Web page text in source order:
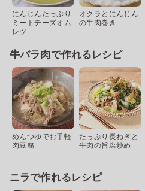
にんじんたっぷり
ミートチーズオム
レツ
オクラとにんじん
の牛肉巻き
牛バラ肉で作れるレシピ
めんつゆでお手軽
肉豆腐
たっぷり長ねぎと
牛肉の旨塩炒め
ニラで作れるレシピ